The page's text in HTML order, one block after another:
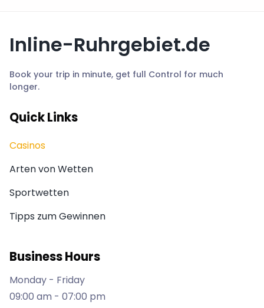
Inline-Ruhrgebiet.de
Book your trip in minute, get full Control for much
longer.
Quick Links
Casinos
Arten von Wetten
Sportwetten
Tipps zum Gewinnen
Business Hours
Monday - Friday
09:00 am - 07:00 pm